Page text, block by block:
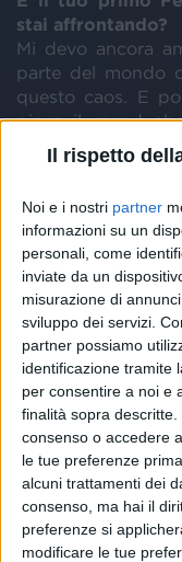
Il rispetto
Noi e i nostri partner
informazioni su un
personali, come
inviate da un
misurazione di
sviluppo dei servizi.
partner possiamo
identificazione tramite
per consentire a noi e
finalità sopra
consenso o accedere
le tue preferenze
alcuni trattamenti dei
consenso, ma hai il
preferenze si
modificare le tue
stai affrontando?
Mi devo ancora
parte del mondo
questo caos. E
piace il mood
proprio nel
capire dove mi
così e poi magari
E come hai
Ho dormito
come una gara
per me e cantare
molto. Voglio
“Il cielo non ci
Sì, la canzone è
viaggio musicale
però sì, si balla